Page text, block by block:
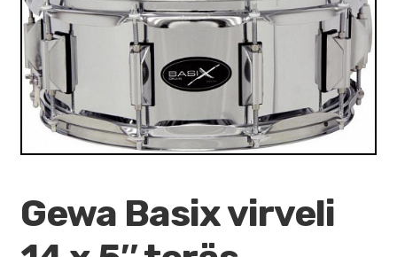
KÄYTETYT
YRITYS
TARJOUKSET
🔍
Gewa Basix virveli